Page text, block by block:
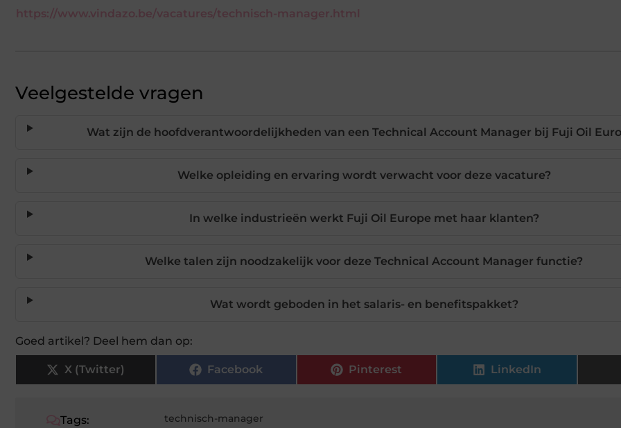
https://www.vindazo.be/vacatures/technisch-manager.html
Veelgestelde vragen
Wat zijn de hoofdverantwoordelijkheden van een Technical Account Manager bij Fuji Oil
Welke opleiding en ervaring wordt verwacht voor deze vacature?
In welke industrieën werkt Fuji Oil Europe met haar klanten?
Welke talen zijn noodzakelijk voor deze Technical Account Manager functie?
Wat wordt geboden in het salaris- en benefitspakket?
Goed artikel? Deel hem dan op:
X (Twitter) Facebook Pinterest LinkedIn
Tags: technisch-manager